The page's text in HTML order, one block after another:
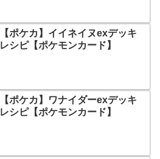
【ポケカ】イイネイヌexデッキ
レシピ【ポケモンカード】
【ポケカ】ワナイダーexデッキ
レシピ【ポケモンカード】